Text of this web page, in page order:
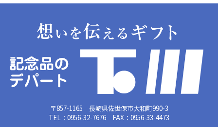
〒857-1165 長崎県佐世保市大和町990-3
TEL：0956-32-7676 FAX：0956-33-4473